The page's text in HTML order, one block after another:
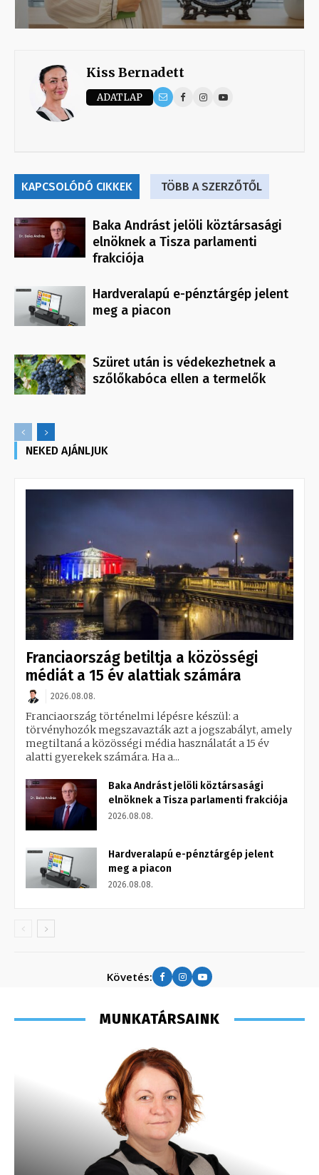
Kiss Bernadett
ADATLAP
KAPCSOLÓDÓ CIKKEK TÖBB A SZERZŐTŐL
Baka Andrást jelöli köztársasági
elnöknek a Tisza parlamenti
frakciója
Hardveralapú e-pénztárgép jelent
meg a piacon
Szüret után is védekezhetnek a
szőlőkabóca ellen a termelők
NEKED AJÁNLJUK
Franciaország betiltja a közösségi
médiát a 15 év alattiak számára
2026.08.08.
Franciaország történelmi lépésre készül: a
törvényhozók megszavazták azt a jogszabályt, amely
megtiltaná a közösségi média használatát a 15 év
alatti gyerekek számára. Ha a...
Baka Andrást jelöli köztársasági
elnöknek a Tisza parlamenti frakciója
2026.08.08.
Hardveralapú e-pénztárgép jelent
meg a piacon
2026.08.08.
Követés:
MUNKATÁRSAINK